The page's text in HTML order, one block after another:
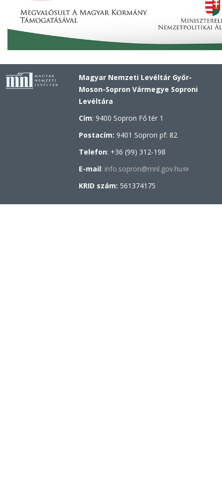
Magyar Nemzeti Levéltár Győr-
Moson-Sopron Vármegye Soproni
Levéltára
Cím: 9400 Sopron Fő tér 1
Postacím: 9401 Sopron pf: 82
Telefon: +36 (99) 312-198
E-mail: info.sopron@mnl.gov.hu(link
mail)
KRID szám: 561374175